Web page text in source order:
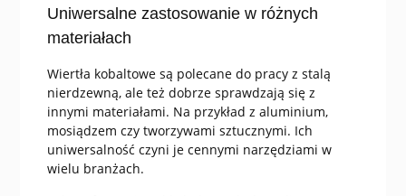
Uniwersalne zastosowanie w różnych
materiałach
Wiertła kobaltowe są polecane do pracy z stalą
nierdzewną, ale też dobrze sprawdzają się z
innymi materiałami. Na przykład z aluminium,
mosiądzem czy tworzywami sztucznymi. Ich
uniwersalność czyni je cennymi narzędziami w
wielu branżach.